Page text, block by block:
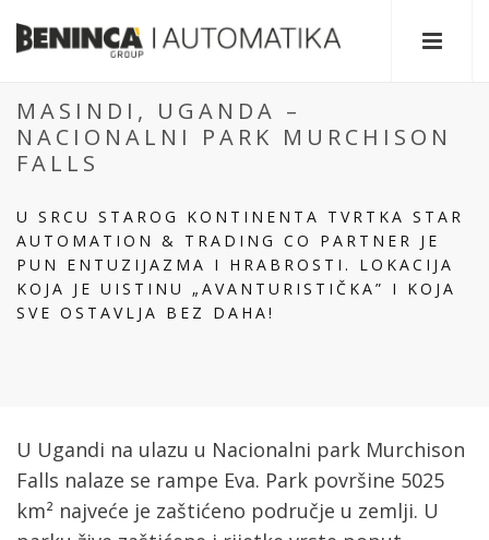
MASINDI, UGANDA –
NACIONALNI PARK MURCHISON
FALLS
U SRCU STAROG KONTINENTA TVRTKA STAR
AUTOMATION & TRADING CO PARTNER JE
PUN ENTUZIJAZMA I HRABROSTI. LOKACIJA
KOJA JE UISTINU „AVANTURISTIČKA” I KOJA
SVE OSTAVLJA BEZ DAHA!
U Ugandi na ulazu u Nacionalni park Murchison
Falls nalaze se rampe Eva. Park površine 5025
km² najveće je zaštićeno područje u zemlji. U